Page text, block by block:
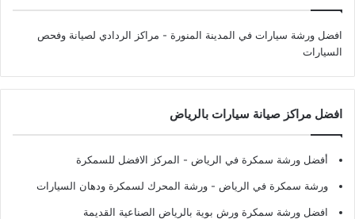
افضل ورشة سيارات في المدينة المنورة - مراكز الردادي لصيانة وفحص
السيارات
افضل مراكز صيانة سيارات بالرياض
أفضل ورشة سمكرة في الرياض - المركز الافضل للسمكرة
ورشة سمكرة في الرياض - ورشة المحرك لسمكرة ودهان السيارات
افضل ورشة سمكرة ورش بوية بالرياض الصناعية القديمة